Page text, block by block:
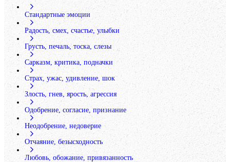
Стандартные эмоции
Радость, смех, счастье, улыбки
Грусть, печаль, тоска, слезы
Сарказм, критика, подначки
Страх, ужас, удивление, шок
Злость, гнев, ярость, агрессия
Одобрение, согласие, признание
Неодобрение, недоверие
Отчаяние, безысходность
Любовь, обожание, привязанность